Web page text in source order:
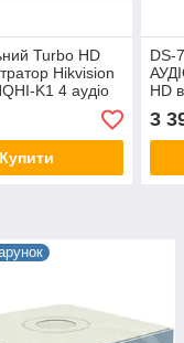
Turbo HD
Hikvision
K1 4 аудіо
Купити
DS-
HD
3